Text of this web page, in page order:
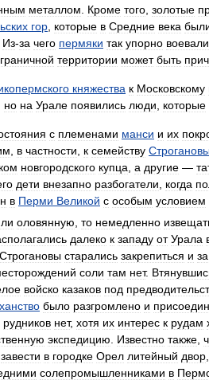
металлом Кроме того золотые
гор которые в Средние века
Из-за чего пермяки так упорно воевали
территории может быть
княжества к Московскому
но на Урале появились люди которые
с племенами манси и их
в частности к семейству
новгородского купца а другие —
дети внезапно разбогатели когда
в Перми Великой с особым условием
оловянную то немедленно
далеко к западу от Урала
Строгановы старались закрепиться и за
соли там нет.
войско казаков под
ханство было разгромлено и
рудников нет, хотя их интерес к рудам
экспедицию Известно также
завести в городке Орел литейный двор
солепромышленниками в